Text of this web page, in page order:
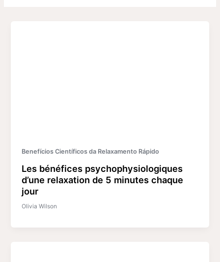
Benefícios Científicos da Relaxamento Rápido
Les bénéfices psychophysiologiques
d’une relaxation de 5 minutes chaque
jour
Olivia Wilson